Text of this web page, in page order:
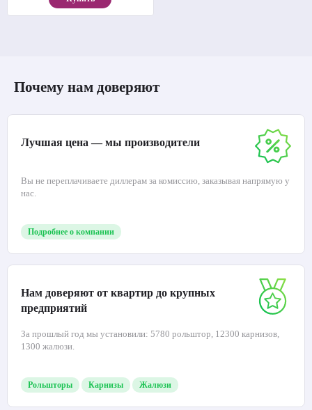
Почему нам доверяют
Лучшая цена — мы производители
Вы не переплачиваете диллерам за комиссию, заказывая напрямую у
нас.
Подробнее о компании
Нам доверяют от квартир до крупных
предприятий
За прошлый год мы установили: 5780 рольштор, 12300 карнизов,
1300 жалюзи.
Рольшторы Карнизы Жалюзи